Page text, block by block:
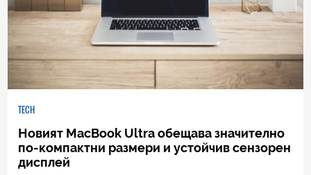
TECH
Новият MacBook Ultra обещава значително
по-компактни размери и устойчив сензорен
дисплей